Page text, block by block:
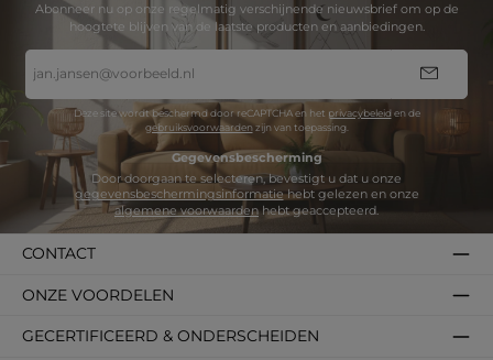
Abonneer nu op onze regelmatig verschijnende nieuwsbrief om op de
hoogtete blijven van de laatste producten en aanbiedingen.
mailadres
*
Deze site wordt beschermd door reCAPTCHA en het privacybeleid en de
gebruiksvoorwaardenzijn van toepassing.
Gegevensbescherming
gegevensbeschermingsinformatie
algemene voorwaardenhebt geaccepteerd.
CONTACT
GECERTIFICEERD & ONDERSCHEIDEN
ONZE VOORDELEN